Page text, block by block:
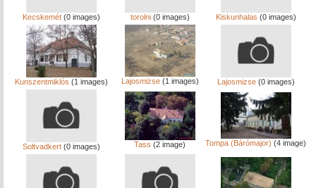
Kecskemét (0 images) torolni(0 images) Kiskunhalas (0 images)
Kunszentmiklós (1 images) Lajosmizse(1 images) Lajosmizse(0 images)
Soltvadkert (0 images) Tass (2 image) Tompa (Bárómajor) (4 image)